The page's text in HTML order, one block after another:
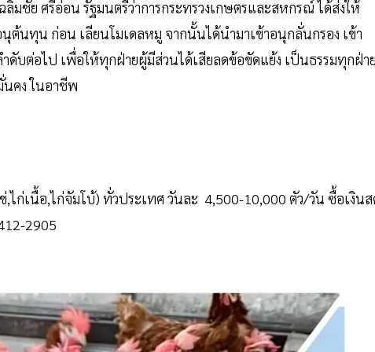
ฉลิมชัย ศรีอ่อน รัฐมนตรีว่าการกระทรวงเกษตรและสหกรณ์ ได้ส่งให้
ต้นทุน ก่อน เลียนโมเดลหมู จากนั้นได้นำมาเข้าอนุกลั่นกรอง เข้า
ดับต่อไป เพื่อให้ทุกฝ่ายผู้มีส่วนได้เสียลดข้อขัดแย้ง เป็นธรรมทุกฝ่า
นคง ในอาชีพ
ก่เนื้อ,ไก่จัมโบ้) ทั่วประเทศ วันละ 4,500-10,000 ตัว/วัน ซื้อเงิน
2905